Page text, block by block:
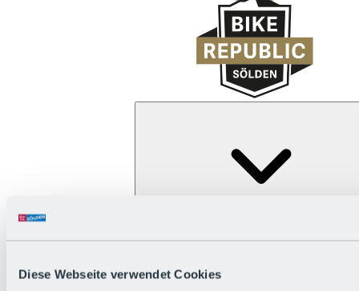
Diese Webseite verwendet Cookies
Bürger:in werden